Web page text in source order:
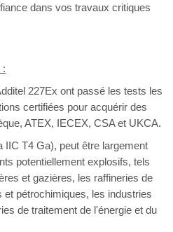
dans vos travaux critiques
:
227Ex ont passé les tests les
certifiées pour acquérir des
ATEX, IECEX, CSA et UKCA.
IIC T4 Ga), peut être largement
potentiellement explosifs, tels
et gazières, les raffineries de
pétrochimiques, les industries
de traitement de l'énergie et du